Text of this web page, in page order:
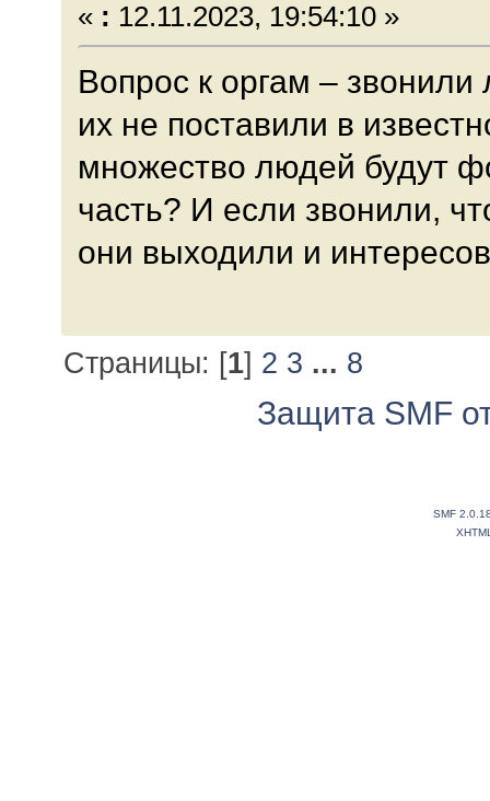
« : 12.11.2023, 19:54:10 »
Вопрос к оргам –
их не поставили в
множество людей будут
часть? И если звонили,
они выходили и
Страницы: [1] 2 3 ... 8
Защита SMF
SMF